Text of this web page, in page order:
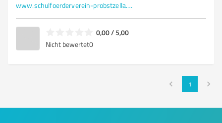
www.schulfoerderverein-probstzella.de/
0,00 / 5,00
Nicht bewertet0
1